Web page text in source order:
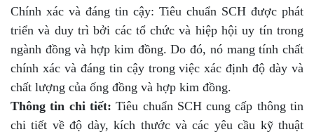
Chính xác và đáng tin cậy: Tiêu chuẩn SCH được phát
triển và duy trì bởi các tổ chức và hiệp hội uy tín trong
ngành đồng và hợp kim đồng. Do đó, nó mang tính chất
chính xác và đáng tin cậy trong việc xác định độ dày và
chất lượng của ống đồng và hợp kim đồng.
Thông tin chi tiết: Tiêu chuẩn SCH cung cấp thông tin
chi tiết về độ dày, kích thước và các yêu cầu kỹ thuật